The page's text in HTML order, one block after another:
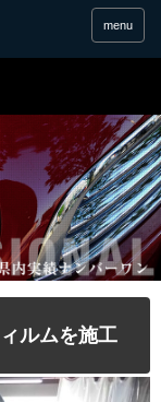
menu
ルムを施工